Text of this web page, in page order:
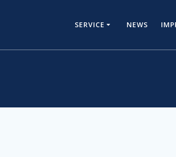
SERVICE NEWS